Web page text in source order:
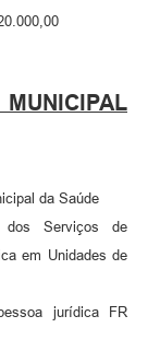
MUNICIPAL
da Saúde
dos Serviços de
em Unidades de
jurídica FR